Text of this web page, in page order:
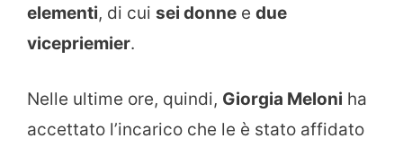
elementi, di cui sei donne e due
vicepriemier.
Nelle ultime ore, quindi, Giorgia Meloni ha
accettato l’incarico che le è stato affidato